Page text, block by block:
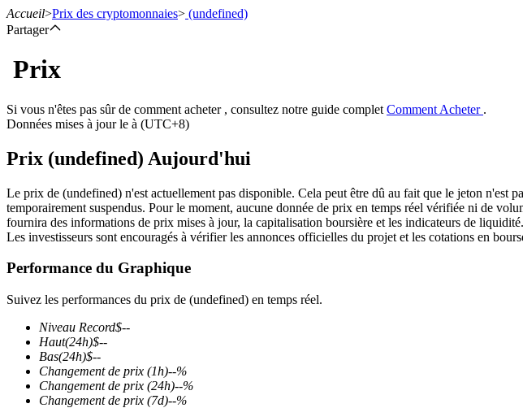
Contrats à terme
Futures USDT
Futures utilisant l'USDT comme garantie
Accueil>Prix des cryptomonnaies> (undefined)
Partager
Prix
Si vous n'êtes pas sûr de comment acheter , consultez notre guide complet Comment Acheter .
Données mises à jour le à (UTC+8)
Prix (undefined) Aujourd'hui
Le prix de (undefined) n'est actuellement pas disponible. Cela peut être dû au fait que le jeton n'est
temporairement suspendus. Pour le moment, aucune donnée de prix en temps réel vérifiée ni de
fournira des informations de prix mises à jour, la capitalisation boursière et les indicateurs de liquidité.
Les investisseurs sont encouragés à vérifier les annonces officielles du projet et les cotations en
Performance du Graphique
Suivez les performances du prix de (undefined) en temps réel.
Niveau Record$--
Haut(24h)$--
Bas(24h)$--
Changement de prix (1h)--%
Changement de prix (24h)--%
Changement de prix (7d)--%